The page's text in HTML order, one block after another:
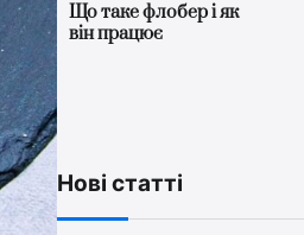
Що таке флобер і як
він працює
Нові статті